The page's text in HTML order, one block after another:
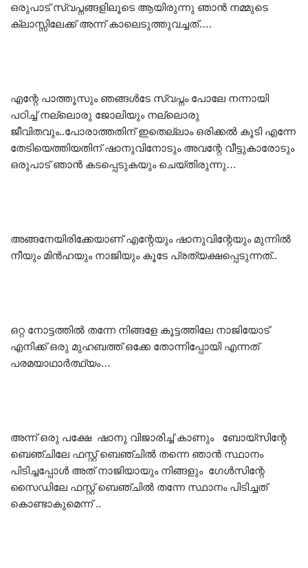
ഒരുപാട് സ്വപ്നങ്ങളിലൂടെ ആയിരുന്നു ഞാൻ നമ്മുടെ
ക്ലാസ്സിലേക്ക് അന്ന് കാലെടുത്തുവച്ചത്….
എന്റേ പാത്തൂസും ഞങ്ങൾടേ സ്വപ്നം പോലേ നന്നായി
പഠിച്ച് നല്ലൊരു ജോലിയും നല്ലൊരു
ജീവിതവും..പോരാത്തതിന് ഇതെല്ലാം ഒരിക്കൽ കൂടി എന്നേ
തേടിയെത്തിയതിന് ഷാനുവിനോടും അവന്റേ വീട്ടുകാരോടും
ഒരുപാട് ഞാൻ കടപ്പെടുകയും ചെയ്തിരുന്നു…
അങ്ങനേയിരിക്കേയാണ് എന്റേയും ഷാനുവിന്റേയും മുന്നിൽ
നീയും മിൻഹയും നാജിയും കൂടേ പ്രത്യക്ഷപ്പെടുന്നത്..
ഒറ്റ നോട്ടത്തിൽ തന്നേ നിങ്ങളേ കൂട്ടത്തിലേ നാജിയോട്
എനിക്ക് ഒരു മുഹബത്ത് ഒക്കേ തോന്നിപ്പോയി എന്നത്
പരമയാഥാർത്ഥ്യം…
അന്ന് ഒരു പക്ഷേ ഷാനു വിജാരിച്ച് കാണും ബോയ്സിന്റേ
ബെഞ്ചിലേ ഫസ്റ്റ് ബെഞ്ചിൽ തന്നെ ഞാൻ സ്ഥാനം
പിടിച്ചപ്പോൾ അത് നാജിയായും നിങ്ങളും ഗേൾസിന്റേ
സൈഡിലേ ഫസ്റ്റ് ബെഞ്ചിൽ തന്നേ സ്ഥാനം പിടിച്ചത്
കൊണ്ടാകുമെന്ന് ..